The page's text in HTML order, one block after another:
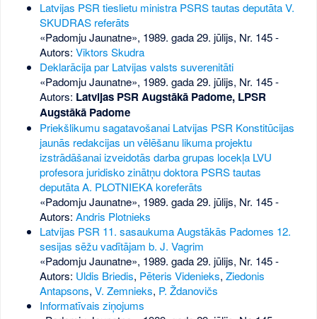
Latvijas PSR tieslietu ministra PSRS tautas deputāta V.
SKUDRAS referāts
«Padomju Jaunatne», 1989. gada 29. jūlijs, Nr. 145-
Autors: Viktors Skudra
Deklarācija par Latvijas valsts suverenitāti
«Padomju Jaunatne», 1989. gada 29. jūlijs, Nr. 145-
Autors: Latvijas PSR Augstākā Padome, LPSR
Augstākā Padome
Priekšlikumu sagatavošanai Latvijas PSR Konstitūcijas
jaunās redakcijas un vēlēšanu likuma projektu
izstrādāšanai izveidotās darba grupas locekļa LVU
profesora juridisko zinātņu doktora PSRS tautas
deputāta A. PLOTNIEKA koreferāts
«Padomju Jaunatne», 1989. gada 29. jūlijs, Nr. 145-
Autors: Andris Plotnieks
Latvijas PSR 11. sasaukuma Augstākās Padomes 12.
sesijas sēžu vadītājam b. J. Vagrim
«Padomju Jaunatne», 1989. gada 29. jūlijs, Nr. 145-
Autors: Uldis Briedis, Pēteris Videnieks, Ziedonis
Antapsons, V. Zemnieks, P. Ždanovičs
Informatīvais ziņojums